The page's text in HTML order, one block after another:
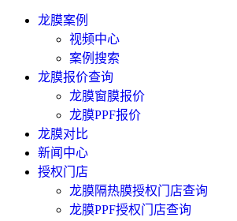
龙膜案例
视频中心
案例搜索
龙膜报价查询
龙膜窗膜报价
龙膜PPF报价
龙膜对比
新闻中心
授权门店
龙膜隔热膜授权门店查询
龙膜PPF授权门店查询